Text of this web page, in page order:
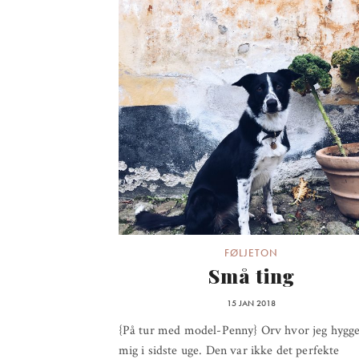
FØLJETON
Små ting
15 JAN 2018
{På tur med model-Penny} Orv hvor jeg
mig i sidste uge. Den var ikke det perfekte